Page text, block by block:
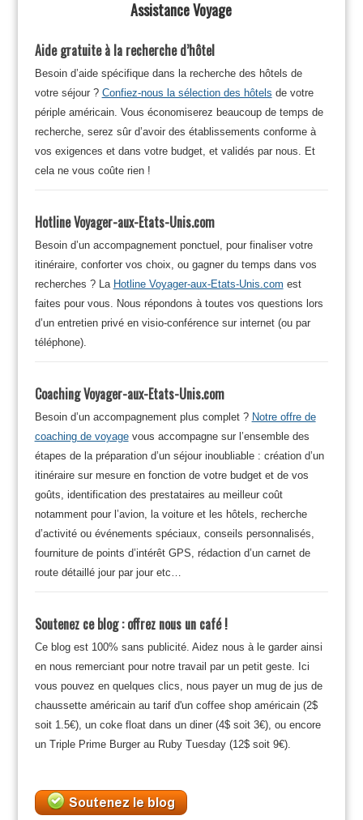
Assistance Voyage
Aide gratuite à la recherche d’hôtel
Besoin d’aide spécifique dans la recherche des hôtels de
votre séjour ? Confiez-nous la sélection des hôtels de votre
périple américain. Vous économiserez beaucoup de temps de
recherche, serez sûr d’avoir des établissements conforme à
vos exigences et dans votre budget, et validés par nous. Et
cela ne vous coûte rien !
Hotline Voyager-aux-Etats-Unis.com
Besoin d’un accompagnement ponctuel, pour finaliser votre
itinéraire, conforter vos choix, ou gagner du temps dans vos
recherches ? La Hotline Voyager-aux-Etats-Unis.com est
faites pour vous. Nous répondons à toutes vos questions lors
d’un entretien privé en visio-conférence sur internet (ou par
téléphone).
Coaching Voyager-aux-Etats-Unis.com
Besoin d’un accompagnement plus complet ? Notre offre de
coaching de voyagevous accompagne sur l’ensemble des
étapes de la préparation d’un séjour inoubliable : création d’un
itinéraire sur mesure en fonction de votre budget et de vos
goûts, identification des prestataires au meilleur coût
notamment pour l’avion, la voiture et les hôtels, recherche
d’activité ou événements spéciaux, conseils personnalisés,
fourniture de points d’intérêt GPS, rédaction d’un carnet de
route détaillé jour par jour etc…
Soutenez ce blog : offrez nous un café !
Ce blog est 100% sans publicité. Aidez nous à le garder ainsi
en nous remerciant pour notre travail par un petit geste. Ici
vous pouvez en quelques clics, nous payer un mug de jus de
chaussette américain au tarif d'un coffee shop américain (2$
soit 1.5€), un coke float dans un diner (4$ soit 3€), ou encore
un Triple Prime Burger au Ruby Tuesday (12$ soit 9€).